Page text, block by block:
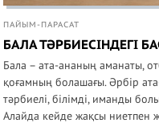
ПАЙЫМ-ПАРАСАТ
БАЛА ТӘРБИЕСІНДЕГІ
Бала – ата-ананың аманаты,
қоғамның болашағы. Әрбір
тәрбиелі, білімді, иманды
Алайда кейде жақсы ниетпен